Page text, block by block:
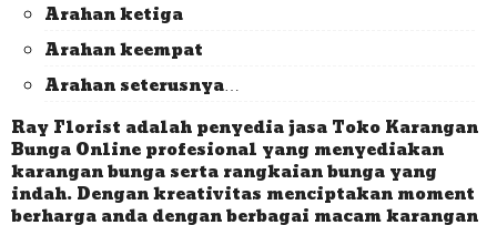
Arahan ketiga
Arahan keempat
Arahan seterusnya…
Ray Florist adalah penyedia jasa Toko Karangan
Bunga Online profesional yang menyediakan
karangan bunga serta rangkaian bunga yang
indah. Dengan kreativitas menciptakan moment
berharga anda dengan berbagai macam karangan